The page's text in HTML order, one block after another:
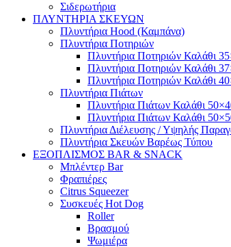
Σιδερωτήρια
ΠΛΥΝΤΗΡΙΑ ΣΚΕΥΩΝ
Πλυντήρια Hood (Καμπάνα)
Πλυντήρια Ποτηριών
Πλυντήρια Ποτηριών Καλάθι
Πλυντήρια Ποτηριών Καλάθι
Πλυντήρια Ποτηριών Καλάθι
Πλυντήρια Πιάτων
Πλυντήρια Πιάτων Καλάθι
Πλυντήρια Πιάτων Καλάθι
Πλυντήρια Διέλευσης / Υψηλής
Πλυντήρια Σκευών Βαρέως Τύπου
ΕΞΟΠΛΙΣΜΟΣ BAR & SNACK
Μπλέντερ Bar
Φραπιέρες
Citrus Squeezer
Συσκευές Hot Dog
Roller
Βρασμού
Ψωμιέρα